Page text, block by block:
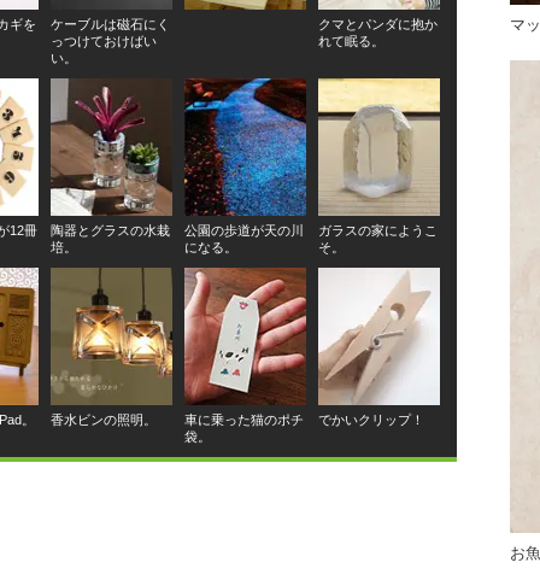
ギを
ケーブルは磁石にく
っつけておけばい
い。
クマとパンダに抱か
れて眠る。
12冊
陶器とグラスの水栽
培。
公園の歩道が天の川
になる。
ガラスの家にようこ
そ。
。 香水ビンの照明。
車に乗った猫のポチ
袋。
でかいクリップ！
マ
お